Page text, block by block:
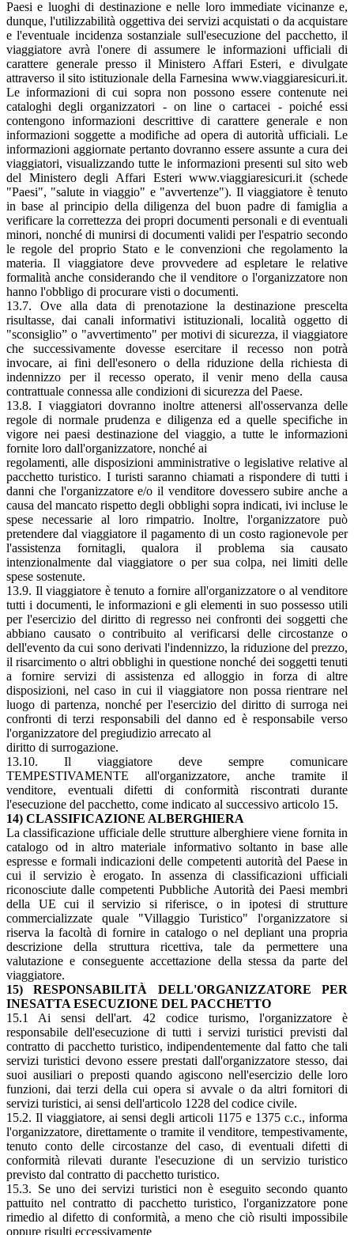
Paesi e luoghi di destinazione e nelle loro immediate vicinanze e,
dunque, l'utilizzabilità oggettiva dei servizi acquistati o da acquistare
e l'eventuale incidenza sostanziale sull'esecuzione del pacchetto, il
viaggiatore avrà l'onere di assumere le informazioni ufficiali di
carattere generale presso il Ministero Affari Esteri, e divulgate
attraverso il sito istituzionale della Farnesina www.viaggiaresicuri.it.
Le informazioni di cui sopra non possono essere contenute nei
cataloghi degli organizzatori - on line o cartacei - poiché essi
contengono informazioni descrittive di carattere generale e non
informazioni soggette a modifiche ad opera di autorità ufficiali. Le
informazioni aggiornate pertanto dovranno essere assunte a cura dei
viaggiatori, visualizzando tutte le informazioni presenti sul sito web
del Ministero degli Affari Esteri www.viaggiaresicuri.it (schede
"Paesi", "salute in viaggio" e "avvertenze"). Il viaggiatore è tenuto
in base al principio della diligenza del buon padre di famiglia a
verificare la correttezza dei propri documenti personali e di eventuali
minori, nonché di munirsi di documenti validi per l'espatrio secondo
le regole del proprio Stato e le convenzioni che regolamento la
materia. Il viaggiatore deve provvedere ad espletare le relative
formalità anche considerando che il venditore o l'organizzatore non
hanno l'obbligo di procurare visti o documenti.
13.7. Ove alla data di prenotazione la destinazione prescelta
risultasse, dai canali informativi istituzionali, località oggetto di
"sconsiglio” o "avvertimento" per motivi di sicurezza, il viaggiatore
che successivamente dovesse esercitare il recesso non potrà
invocare, ai fini dell'esonero o della riduzione della richiesta di
indennizzo per il recesso operato, il venir meno della causa
contrattuale connessa alle condizioni di sicurezza del Paese.
13.8. I viaggiatori dovranno inoltre attenersi all'osservanza delle
regole di normale prudenza e diligenza ed a quelle specifiche in
vigore nei paesi destinazione del viaggio, a tutte le informazioni
fornite loro dall'organizzatore, nonché ai
regolamenti, alle disposizioni amministrative o legislative relative al
pacchetto turistico. I turisti saranno chiamati a rispondere di tutti i
danni che l'organizzatore e/o il venditore dovessero subire anche a
causa del mancato rispetto degli obblighi sopra indicati, ivi incluse le
spese necessarie al loro rimpatrio. Inoltre, l'organizzatore può
pretendere dal viaggiatore il pagamento di un costo ragionevole per
l'assistenza fornitagli, qualora il problema sia causato
intenzionalmente dal viaggiatore o per sua colpa, nei limiti delle
spese sostenute.
13.9. Il viaggiatore è tenuto a fornire all'organizzatore o al venditore
tutti i documenti, le informazioni e gli elementi in suo possesso utili
per l'esercizio del diritto di regresso nei confronti dei soggetti che
abbiano causato o contribuito al verificarsi delle circostanze o
dell'evento da cui sono derivati l'indennizzo, la riduzione del prezzo,
il risarcimento o altri obblighi in questione nonché dei soggetti tenuti
a fornire servizi di assistenza ed alloggio in forza di altre
disposizioni, nel caso in cui il viaggiatore non possa rientrare nel
luogo di partenza, nonché per l'esercizio del diritto di surroga nei
confronti di terzi responsabili del danno ed è responsabile verso
l'organizzatore del pregiudizio arrecato al
diritto di surrogazione.
13.10. Il viaggiatore deve sempre comunicare
TEMPESTIVAMENTE all'organizzatore, anche tramite il
venditore, eventuali difetti di conformità riscontrati durante
l'esecuzione del pacchetto, come indicato al successivo articolo 15.
14) CLASSIFICAZIONE ALBERGHIERA
La classificazione ufficiale delle strutture alberghiere viene fornita in
catalogo od in altro materiale informativo soltanto in base alle
espresse e formali indicazioni delle competenti autorità del Paese in
cui il servizio è erogato. In assenza di classificazioni ufficiali
riconosciute dalle competenti Pubbliche Autorità dei Paesi membri
della UE cui il servizio si riferisce, o in ipotesi di strutture
commercializzate quale "Villaggio Turistico" l'organizzatore si
riserva la facoltà di fornire in catalogo o nel depliant una propria
descrizione della struttura ricettiva, tale da permettere una
valutazione e conseguente accettazione della stessa da parte del
viaggiatore.
15) RESPONSABILITÀ DELL'ORGANIZZATORE PER
INESATTA ESECUZIONE DEL PACCHETTO
15.1 Ai sensi dell'art. 42 codice turismo, l'organizzatore è
responsabile dell'esecuzione di tutti i servizi turistici previsti dal
contratto di pacchetto turistico, indipendentemente dal fatto che tali
servizi turistici devono essere prestati dall'organizzatore stesso, dai
suoi ausiliari o preposti quando agiscono nell'esercizio delle loro
funzioni, dai terzi della cui opera si avvale o da altri fornitori di
servizi turistici, ai sensi dell'articolo 1228 del codice civile.
15.2. Il viaggiatore, ai sensi degli articoli 1175 e 1375 c.c., informa
l'organizzatore, direttamente o tramite il venditore, tempestivamente,
tenuto conto delle circostanze del caso, di eventuali difetti di
conformità rilevati durante l'esecuzione di un servizio turistico
previsto dal contratto di pacchetto turistico.
15.3. Se uno dei servizi turistici non è eseguito secondo quanto
pattuito nel contratto di pacchetto turistico, l'organizzatore pone
rimedio al difetto di conformità, a meno che ciò risulti impossibile
oppure risulti eccessivamente